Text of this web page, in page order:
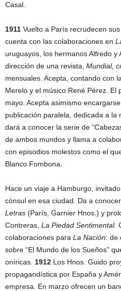
Casal.
1911 Vuelto a París recrudecen
cuenta con las colaboraciones en
uruguayos, los hermanos Alfredo
dirección de una revista, Mundial,
mensuales. Acepta, contando con
Merelo y el músico René Pérez. El
mayo. Acepta asimismo
publicación paralela, dedicada a la
dará a conocer la serie de
de ambos mundos y llama a
con episodios molestos como el
Blanco Fombona.
Hace un viaje a Hamburgo,
cónsul en esa ciudad. Da a
Letras (París, Garnier Hnos.) y
Contreras, La Piedad Sentimental.
colaboraciones para La Nación: de
sobre “El Mundo de los Sueños”
oníricas. 1912 Los Hnos. Guido
propagandística por España y
empresa. En marzo ofrecen un